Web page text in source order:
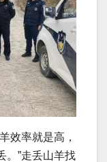
效率就是高，
。”走丢山羊找